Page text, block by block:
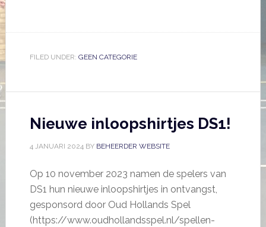
FILED UNDER: GEEN CATEGORIE
Nieuwe inloopshirtjes DS1!
4 JANUARI 2024BY BEHEERDER WEBSITE
Op 10 november 2023 namen de spelers van
DS1 hun nieuwe inloopshirtjes in ontvangst,
gesponsord door Oud Hollands Spel
(https://www.oudhollandsspel.nl/spellen-